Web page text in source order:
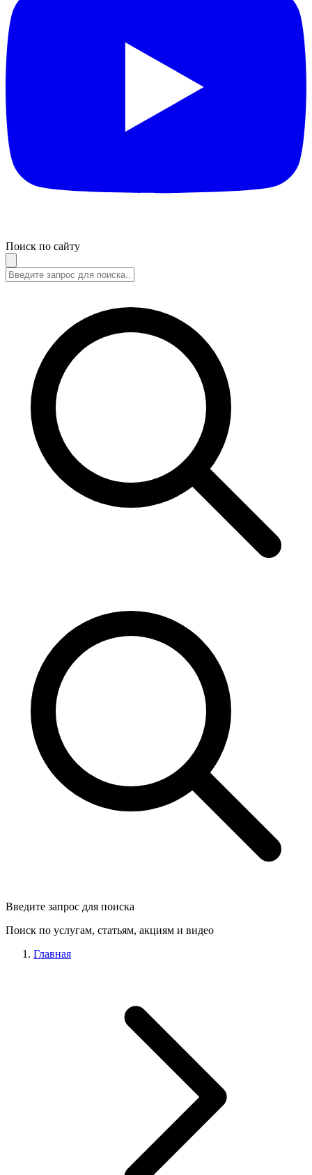
Поиск по сайту
Введите запрос для поиска
Поиск по услугам, статьям, акциям и видео
Главная